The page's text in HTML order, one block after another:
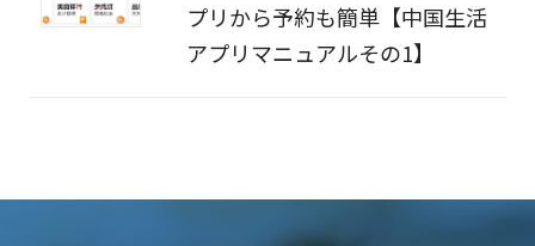
プリから予約も簡単【中国生活
アプリマニュアルその1】